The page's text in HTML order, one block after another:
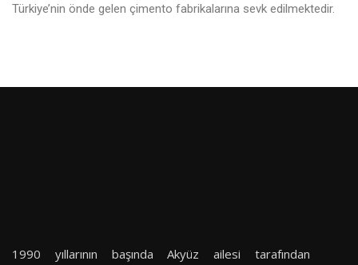
Türkiye’nin önde gelen çimento fabrikalarına sevk edilmektedir.
1990 yıllarının başında Akyüz ailesi tarafından